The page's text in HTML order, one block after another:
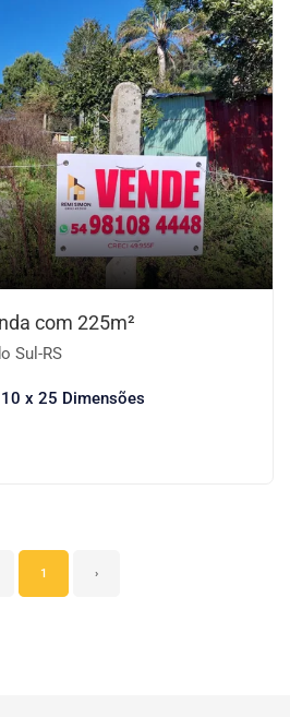
com 225m²
Sul-RS
10 x 25 Dimensões
1 ›